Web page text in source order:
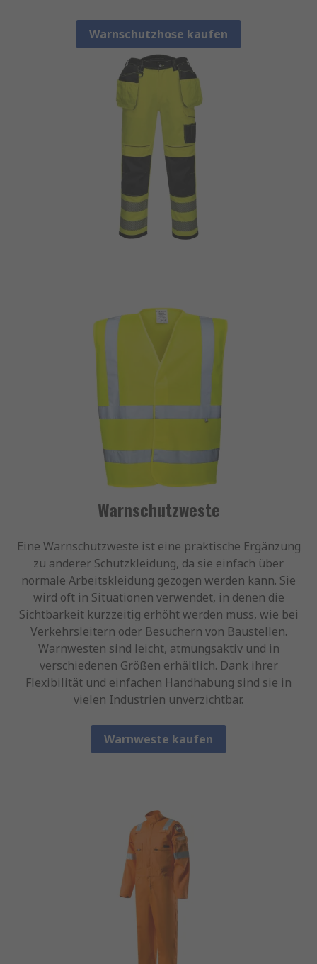
Warnschutzhose kaufen
Warnschutzweste
Eine Warnschutzweste ist eine praktische Ergänzung
zu anderer Schutzkleidung, da sie einfach über
normale Arbeitskleidung gezogen werden kann. Sie
wird oft in Situationen verwendet, in denen die
Sichtbarkeit kurzzeitig erhöht werden muss, wie bei
Verkehrsleitern oder Besuchern von Baustellen.
Warnwesten sind leicht, atmungsaktiv und in
verschiedenen Größen erhältlich. Dank ihrer
Flexibilität und einfachen Handhabung sind sie in
vielen Industrien unverzichtbar.
Warnweste kaufen